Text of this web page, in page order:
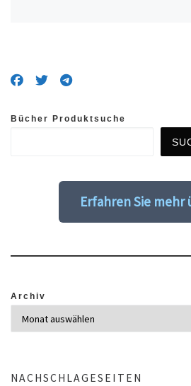
Bücher Produktsuche
Erfahren Sie mehr
Archiv
NACHSCHLAGESEITEN